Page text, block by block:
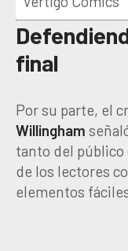
final
Por su parte, el
Willingham
tanto del público
de los lectores
elementos